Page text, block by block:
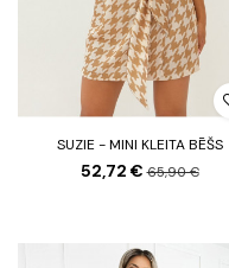
SUZIE - MINI KLEITA BĒŠS
52,72 €65,90 €